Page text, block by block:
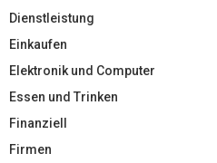
Dienstleistung
Einkaufen
Elektronik und Computer
Essen und Trinken
Finanziell
Firmen